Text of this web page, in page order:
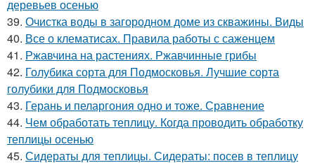
деревьев осенью
39. Очистка воды в загородном доме из скважины. Виды
40. Все о клематисах. Правила работы с саженцем
41. Ржавчина на растениях. Ржавчинные грибы
42. Голубика сорта для Подмосковья. Лучшие сорта
голубики для Подмосковья
43. Герань и пеларгония одно и тоже. Сравнение
44. Чем обработать теплицу. Когда проводить обработку
теплицы осенью
45. Сидераты для теплицы. Сидераты: посев в теплицу